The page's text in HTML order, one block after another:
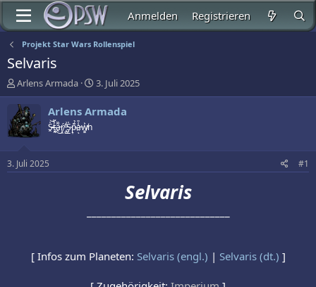
Anmelden Registrieren
Projekt Star Wars Rollenspiel
Selvaris
E
r
s
t
e
l
e
Arlens Armada
E
r
s
t
3. Juli 2025
Arlens Armada
S̵̭̍͝t̶͍̰̉͂a̵̭͂̏͜ŕ̸͕̭ ̵̖̻̓͗S̴̡̲̍p̴̞͊̉a̵̯̾̎ͅw̸͍̱͐n
3. Juli 2025 #1
Selvaris
[ Infos zum Planeten: Selvaris (engl.) | Selvaris (dt.) ]